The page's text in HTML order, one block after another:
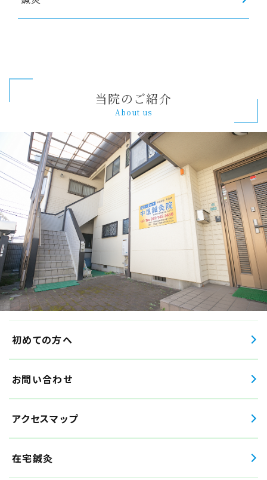
当院のご紹介
About us
初めての方へ
お問い合わせ
アクセスマップ
在宅鍼灸